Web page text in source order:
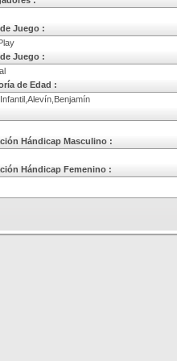
Juego :
Juego :
de Edad :
Hándicap Masculino :
Hándicap Femenino :